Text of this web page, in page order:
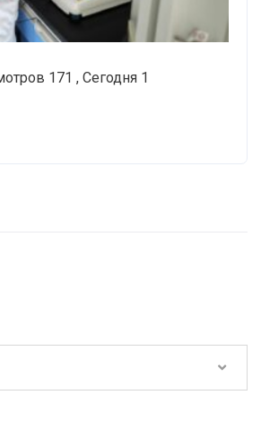
171 , Сегодня 1